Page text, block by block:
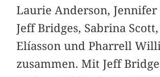
Laurie Anderson, Jennifer
Jeff Bridges, Sabrina
Elíasson und Pharrell
zusammen. Mit Jeff